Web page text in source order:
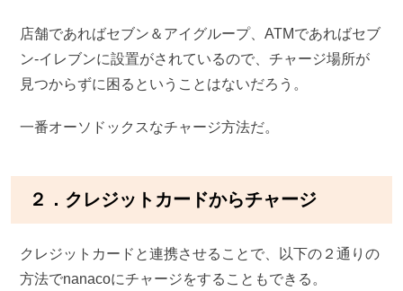
店舗であればセブン＆アイグループ、ATMであればセブ
ン-イレブンに設置がされているので、チャージ場所が
見つからずに困るということはないだろう。
一番オーソドックスなチャージ方法だ。
２．クレジットカードからチャージ
クレジットカードと連携させることで、以下の２通りの
方法でnanacoにチャージをすることもできる。